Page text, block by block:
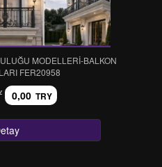
MODELLERİ-BALKON
FER20958
0,00 TRY